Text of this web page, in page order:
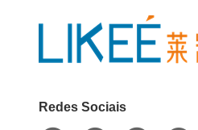
Redes Sociais